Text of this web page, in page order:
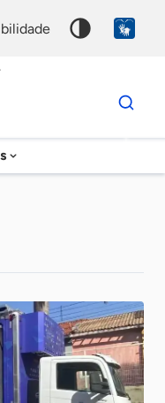
Dados
para
chave